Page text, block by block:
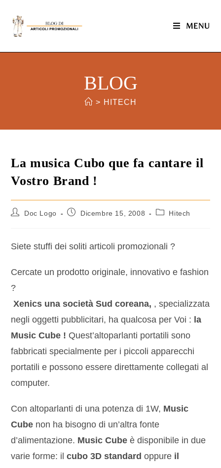
MENU
BLOG
> HITECH
La musica Cubo que fa cantare il
Vostro Brand !
Doc Logo Dicembre 15, 2008 Hitech
Siete stuffi dei soliti articoli promozionali ?
Cercate un prodotto originale, innovativo e fashion
?
Xenics una società Sud coreana, , specializzata
negli oggetti pubblicitari, ha qualcosa per Voi : la
Music Cube ! Quest’altoparlanti portatili sono
fabbricati specialmente per i piccoli apparecchi
portatili e possono essere direttamente collegati al
computer.
Con altoparlanti di una potenza di 1W, Music
Cube non ha bisogno di un’altra fonte
d’alimentazione. Music Cube è disponibile in due
varie forme: ilcubo 3D standard oppure il